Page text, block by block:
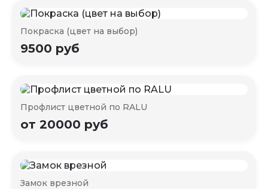
Покраска (цвет на выбор)
9500 руб
Профлист цветной по RALU
от 20000 руб
Замок врезной